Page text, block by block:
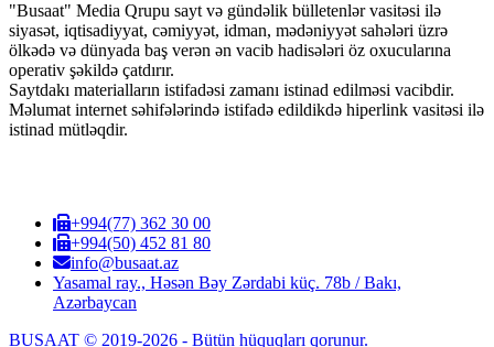
"Busaat" Media Qrupu sayt və gündəlik bülletenlər vasitəsi ilə
siyasət, iqtisadiyyat, cəmiyyət, idman, mədəniyyət sahələri üzrə
ölkədə və dünyada baş verən ən vacib hadisələri öz oxucularına
operativ şəkildə çatdırır.
Saytdakı materialların istifadəsi zamanı istinad edilməsi vacibdir.
Məlumat internet səhifələrində istifadə edildikdə hiperlink vasitəsi ilə
istinad mütləqdir.
+994(77) 362 30 00
+994(50) 452 81 80
info@busaat.az
Yasamal ray., Həsən Bəy Zərdabi küç. 78b / Bakı,
Azərbaycan
BUSAAT © 2019-2026 - Bütün hüquqları qorunur.